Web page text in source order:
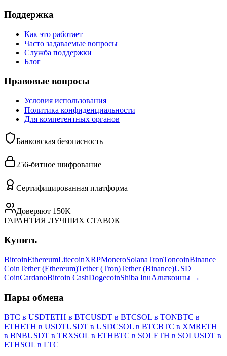
Поддержка
Как это работает
Часто задаваемые вопросы
Служба поддержки
Блог
Правовые вопросы
Условия использования
Политика конфиденциальности
Для компетентных органов
Банковская безопасность
|
256-битное шифрование
|
Сертифицированная платформа
|
Доверяют 150K+
ГАРАНТИЯ ЛУЧШИХ СТАВОК
Купить
BitcoinEthereumLitecoinXRPMoneroSolanaTronToncoinBinance
CoinTether (Ethereum)Tether (Tron)Tether (Binance)USD
CoinCardanoBitcoin CashDogecoinShiba InuАльткоины →
Пары обмена
BTC в USDTETH в BTCUSDT в BTCSOL в TONBTC в
ETHETH в USDTUSDT в USDCSOL в BTCBTC в XMRETH
в BNBUSDT в TRXSOL в ETHBTC в SOLETH в SOLUSDT в
ETHSOL в LTC